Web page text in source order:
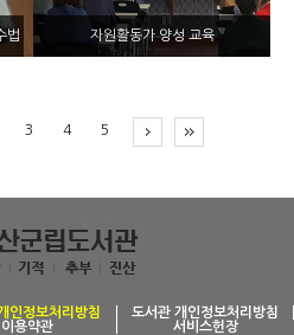
법 자원활동가 양성 교육
3 4 5
인정보처리방침
도서관 개인정보처리방침
이용약관 서비스헌장